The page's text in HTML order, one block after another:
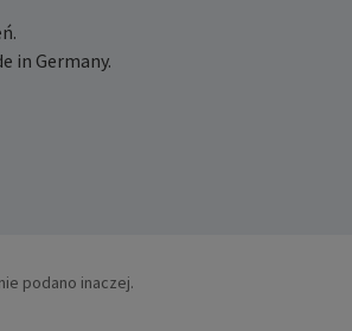
in Germany.
podano inaczej.